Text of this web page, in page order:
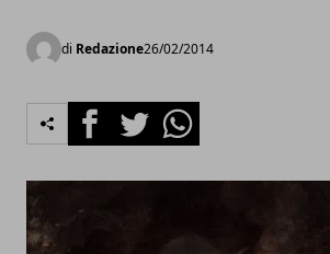
di Redazione26/02/2014
FacebookTwitterWhatsapp